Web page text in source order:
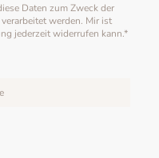
Daten zum Zweck der
werden. Mir ist
jederzeit widerrufen kann.*